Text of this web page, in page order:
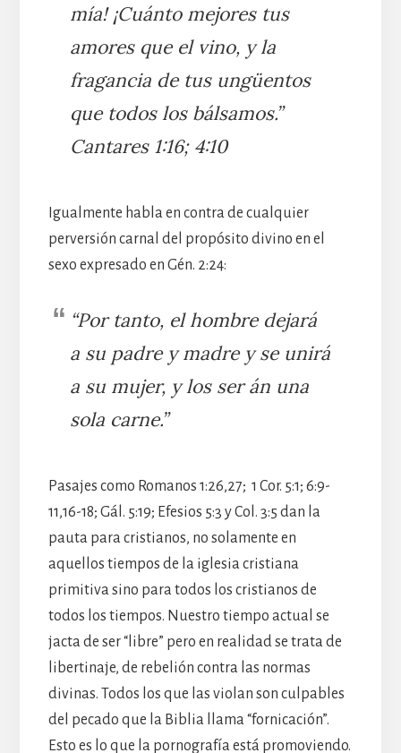
mía! ¡Cuánto mejores tus
amores que el vino, y la
fragancia de tus ungüentos
que todos los bálsamos.”
Cantares 1:16; 4:10
Igualmente habla en contra de cualquier
perversión carnal del propósito divino en el
sexo expresado en Gén. 2:24:
“Por tanto, el hombre dejará
a su padre y madre y se unirá
a su mujer, y los ser án una
sola carne.”
Pasajes como Romanos 1:26,27; 1 Cor. 5:1; 6:9-
11,16-18; Gál. 5:19; Efesios 5:3 y Col. 3:5 dan la
pauta para cristianos, no solamente en
aquellos tiempos de la iglesia cristiana
primitiva sino para todos los cristianos de
todos los tiempos. Nuestro tiempo actual se
jacta de ser “libre” pero en realidad se trata de
libertinaje, de rebelión contra las normas
divinas. Todos los que las violan son culpables
del pecado que la Biblia llama “fornicación”.
Esto es lo que la pornografía está promoviendo.